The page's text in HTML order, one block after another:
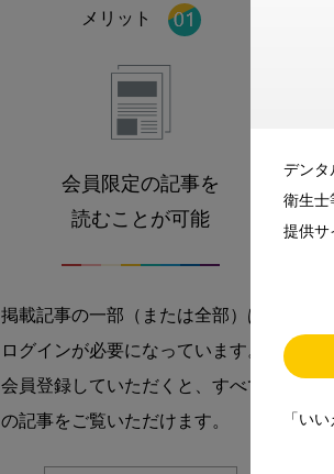
デンタ
衛生士
提供サ
「い
メリット
会員限定の記事を
読むことが可能
掲載記事の一部（または全部）は
ログインが必要になっています。
会員登録していただくと、すべて
の記事をご覧いただけます。